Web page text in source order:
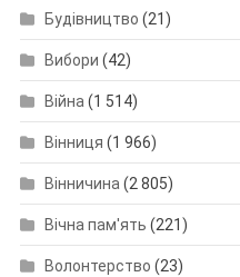
Будівництво (21)
Вибори (42)
Війна(1 514)
Вінниця (1 966)
Вінничина(2 805)
Вічна пам'ять (221)
Волонтерство (23)